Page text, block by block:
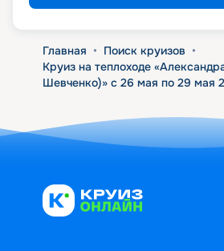
Главная • Поиск круизов •
Круиз на теплоходе
Шевченко)» с 26 мая по 29 мая